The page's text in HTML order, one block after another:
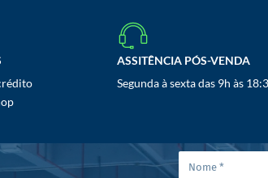
ASSITÊNCIA PÓS-VENDA
Segunda à sexta das 9h às